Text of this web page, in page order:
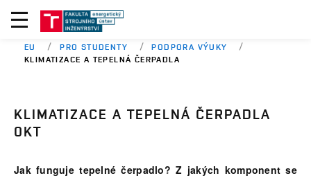
EU PRO STUDENTY
PODPORA VÝUKY
KLIMATIZACE A TEPELNÁ ČERPADLA
KLIMATIZACE A TEPELNÁ ČERPADLA
0KT
Jak funguje tepelné čerpadlo? Z jakých komponent se